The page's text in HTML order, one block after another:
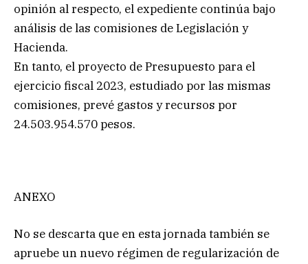
opinión al respecto, el expediente continúa bajo
análisis de las comisiones de Legislación y
Hacienda.
En tanto, el proyecto de Presupuesto para el
ejercicio fiscal 2023, estudiado por las mismas
comisiones, prevé gastos y recursos por
24.503.954.570 pesos.
ANEXO
No se descarta que en esta jornada también se
apruebe un nuevo régimen de regularización de